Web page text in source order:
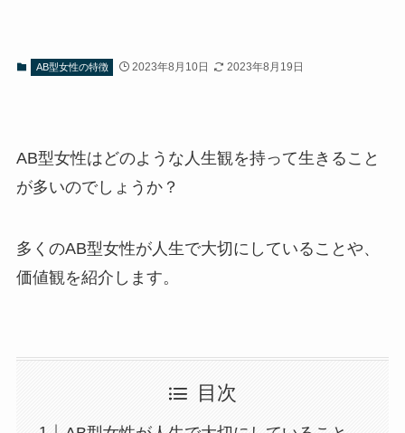
AB型女性の特徴 2023年8月10日 2023年8月19日
AB型女性はどのような人生観を持って生きること
が多いのでしょうか？
多くのAB型女性が人生で大切にしていることや、
価値観を紹介します。
目次